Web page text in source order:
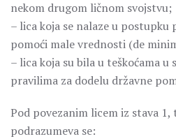
nekom drugom ličnom svojstvu;
– lica koja se nalaze u postupku
pomoći male vrednosti (de
– lica koja su bila u teškoćama u
pravilima za dodelu državne
Pod povezanim licem iz stava 1,
podrazumeva se: